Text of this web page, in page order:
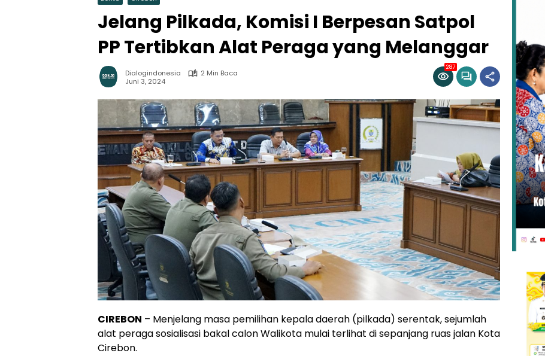
Jelang Pilkada, Komisi I Berpesan Satpol
PP Tertibkan Alat Peraga yang Melanggar
Dialogindonesia
2 Min Baca
Juni 3, 2024
287
CIREBON – Menjelang masa pemilihan kepala daerah (pilkada) serentak, sejumlah
alat peraga sosialisasi bakal calon Walikota mulai terlihat di sepanjang ruas jalan Kota
Cirebon.